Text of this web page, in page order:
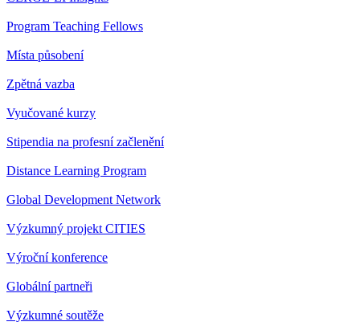
Program Teaching Fellows
Místa působení
Zpětná vazba
Vyučované kurzy
Stipendia na profesní začlenění
Distance Learning Program
Global Development Network
Výzkumný projekt CITIES
Výroční konference
Globální partneři
Výzkumné soutěže